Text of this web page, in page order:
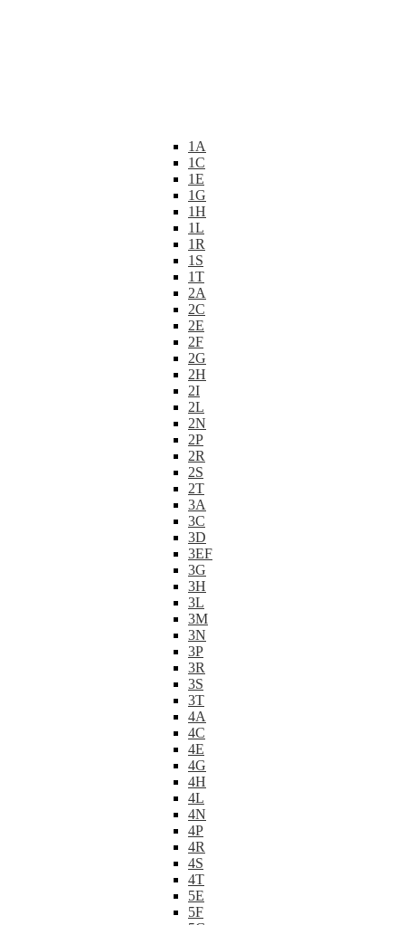
1A
1C
1E
1G
1H
1L
1R
1S
1T
2A
2C
2E
2F
2G
2H
2I
2L
2N
2P
2R
2S
2T
3A
3C
3D
3EF
3G
3H
3L
3M
3N
3P
3R
3S
3T
4A
4C
4E
4G
4H
4L
4N
4P
4R
4S
4T
5E
5F